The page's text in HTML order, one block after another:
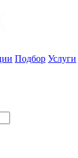
Подбор Услуги